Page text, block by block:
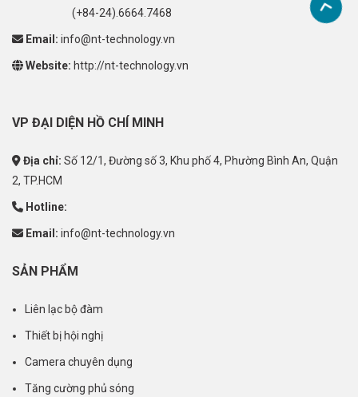
(+84-24).6664.7468
Email: info@nt-technology.vn
Website: http://nt-technology.vn
VP ĐẠI DIỆN HỒ CHÍ MINH
Địa chỉ: Số 12/1, Đường số 3, Khu phố 4, Phường Bình An, Quận
2, TP.HCM
Hotline:
Email: info@nt-technology.vn
SẢN PHẨM
Liên lạc bộ đàm
Thiết bị hội nghị
Camera chuyên dụng
Tăng cường phủ sóng